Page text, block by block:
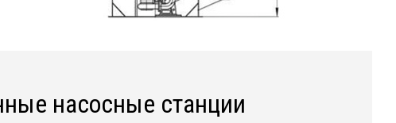
насосные станции